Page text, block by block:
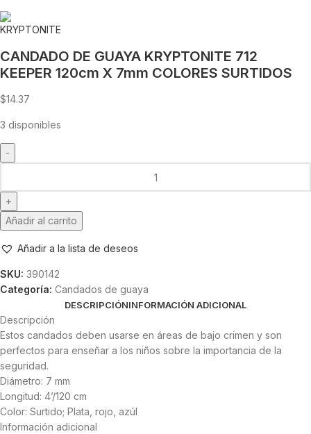
CANDADO DE GUAYA KRYPTONITE 712
KEEPER 120cm X 7mm COLORES SURTIDOS
$14.37
3 disponibles
Añadir al carrito
Añadir a la lista de deseos
SKU: 390142
Categoría: Candados de guaya
DESCRIPCIÓNINFORMACIÓN ADICIONAL
Descripción
Estos candados deben usarse en áreas de bajo crimen y son
perfectos para enseñar a los niños sobre la importancia de la
seguridad.
Diámetro: 7 mm
Longitud: 4’/120 cm
Color: Surtido; Plata, rojo, azúl
Información adicional